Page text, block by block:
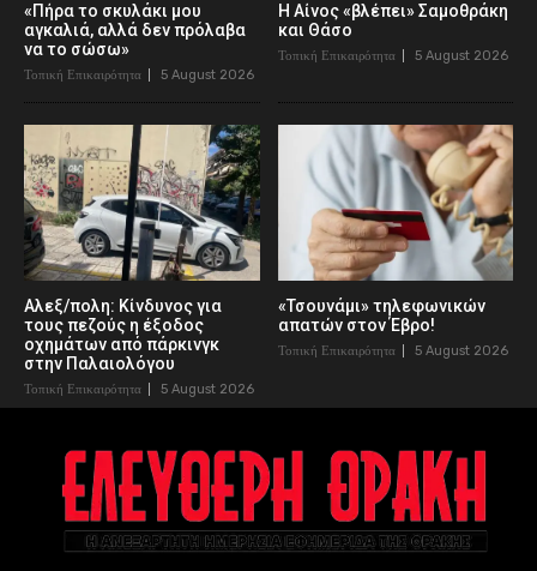
«Πήρα το σκυλάκι μου
αγκαλιά, αλλά δεν πρόλαβα
να το σώσω»
Τοπική Επικαιρότητα 5 August 2026
Η Αίνος «βλέπει» Σαμοθράκη
και Θάσο
Τοπική Επικαιρότητα 5 August 2026
Αλεξ/πολη: Κίνδυνος για
τους πεζούς η έξοδος
οχημάτων από πάρκινγκ
στην Παλαιολόγου
Τοπική Επικαιρότητα 5 August 2026
«Τσουνάμι» τηλεφωνικών
απατών στον Έβρο!
Τοπική Επικαιρότητα 5 August 2026